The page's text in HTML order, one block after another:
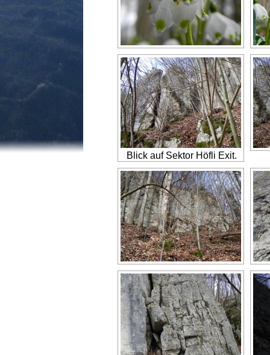
Blick auf Sektor Höfli Exit.